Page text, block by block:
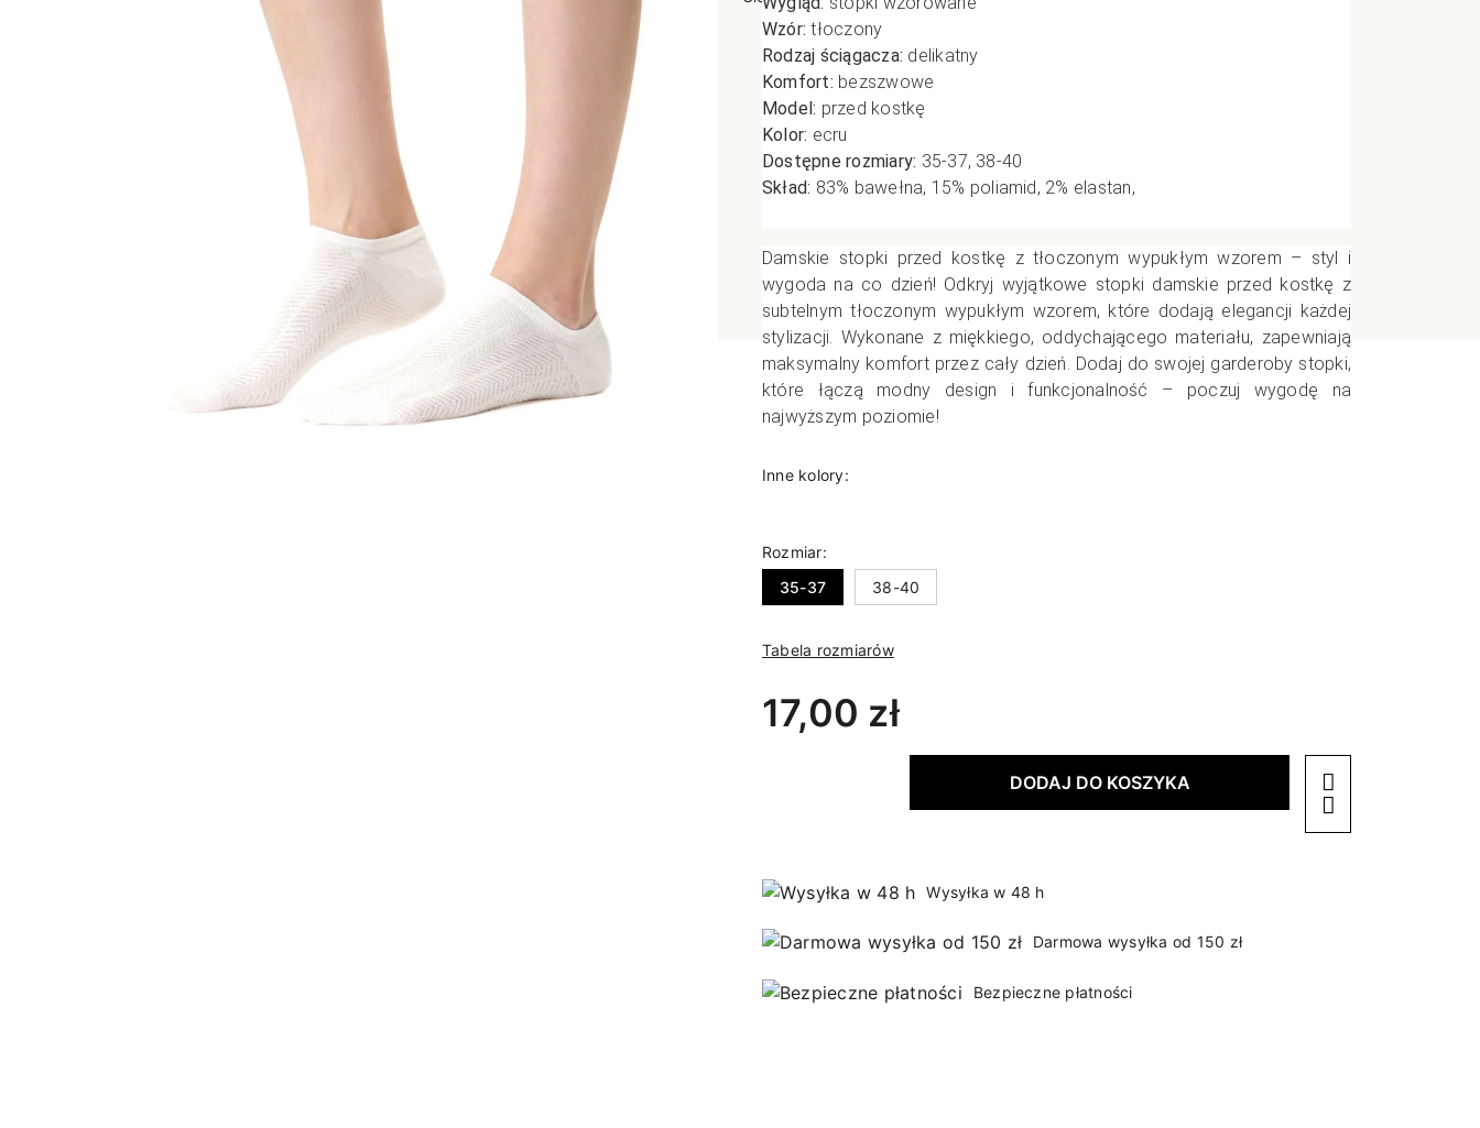
Antypoślizgowe
RAJSTOPY
Ciepłe
Jednokolorowe
Wzorowane
Ciepłe
NOWOŚCI OPAKOWANIA
Antypoślizgowe
Do spania
Rozmiar XL
OPAKOWANIA
GETRY
Jednokolorowe
Wzorowane
Wzór: tłoczony
Rodzaj ściągacza: delikatny
Komfort: bezszwowe
Model: przed kostkę
Kolor: ecru
Dostępne rozmiary: 35-37, 38-40
Skład: 83% bawełna, 15% poliamid, 2% elastan,
Damskie stopki przed kostkę z tłoczonym wypukłym wzorem – styl i
wygoda na co dzień! Odkryj wyjątkowe stopki damskie przed kostkę z
subtelnym tłoczonym wypukłym wzorem, które dodają elegancji każdej
stylizacji. Wykonane z miękkiego, oddychającego materiału, zapewniają
maksymalny komfort przez cały dzień. Dodaj do swojej garderoby stopki,
które łączą modny design i funkcjonalność – poczuj wygodę na
najwyższym poziomie!
Inne kolory:
Rozmiar:
35-37
38-40
Tabela rozmiarów
17,00 zł
DODAJ DO KOSZYKA
Wysyłka w 48 h
Darmowa wysyłka od 150 zł
Bezpieczne płatności